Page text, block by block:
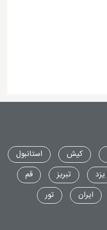
کیش
استانبول
یزد تبریز
قم
ایران تور